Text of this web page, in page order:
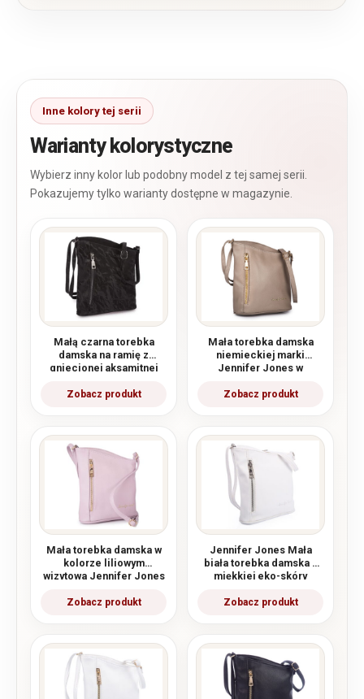
Warianty kolorystyczne
Małą czarna torebka
damska na ramię z
gniecionej aksamitnej
Mała torebka damska
niemieckiej marki
Jennifer Jones w
ciemnobeżowym taupe
Mała torebka damska w
kolorze liliowym
wizytowa Jennifer Jones
Jennifer Jones Mała
biała torebka damska z
miękkiej eko-skóry